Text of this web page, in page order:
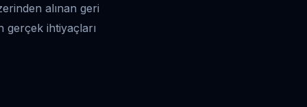
alınan geri
gerçek ihtiyaçları